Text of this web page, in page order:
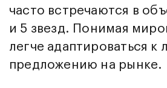
часто встречаются в
и 5 звезд. Понимая
легче адаптироваться к
предложению на рынке.